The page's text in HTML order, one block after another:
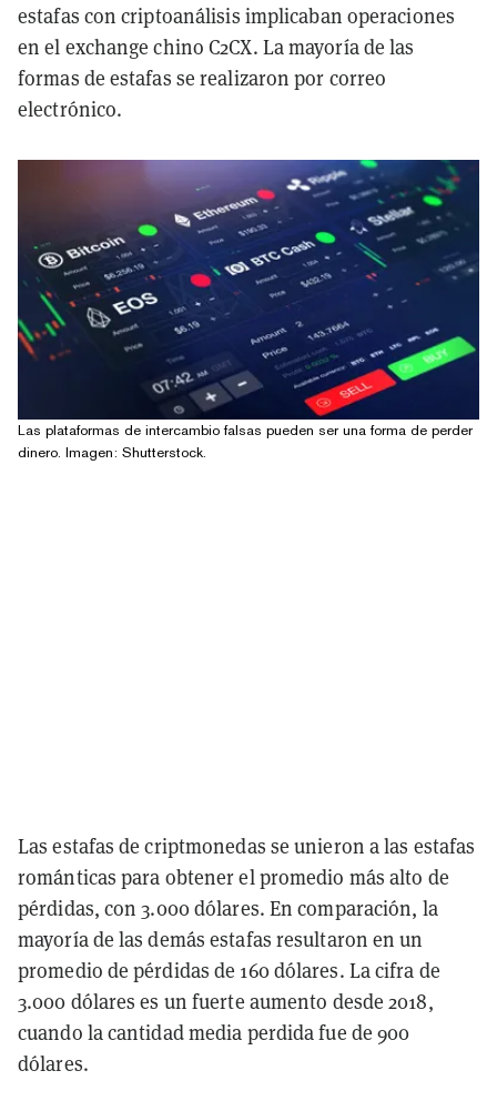
estafas con criptoanálisis implicaban operaciones
en el exchange chino C2CX. La mayoría de las
formas de estafas se realizaron por correo
electrónico.
Las plataformas de intercambio falsas pueden ser una forma de perder
dinero. Imagen: Shutterstock.
Las estafas de criptmonedas se unieron a las estafas
románticas para obtener el promedio más alto de
pérdidas, con 3.000 dólares. En comparación, la
mayoría de las demás estafas resultaron en un
promedio de pérdidas de 160 dólares. La cifra de
3.000 dólares es un fuerte aumento desde 2018,
cuando la cantidad media perdida fue de 900
dólares.